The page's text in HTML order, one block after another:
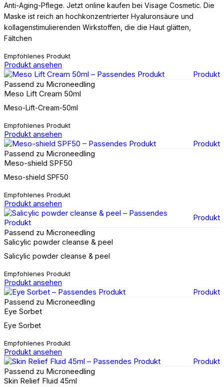
Anti-Aging-Pflege. Jetzt online kaufen bei Visage Cosmetic. Die
Maske ist reich an hochkonzentrierter Hyaluronsäure und
kollagenstimulierenden Wirkstoffen, die die Haut glätten,
Fältchen
Empfohlenes Produkt
Produkt ansehen
Produkt
Passend zu Microneedling
Meso Lift Cream 50ml
Meso-Lift-Cream-50ml
Empfohlenes Produkt
Produkt ansehen
Produkt
Passend zu Microneedling
Meso-shield SPF50
Meso-shield SPF50
Empfohlenes Produkt
Produkt ansehen
Produkt
Passend zu Microneedling
Salicylic powder cleanse & peel
Salicylic powder cleanse & peel
Empfohlenes Produkt
Produkt ansehen
Produkt
Passend zu Microneedling
Eye Sorbet
Eye Sorbet
Empfohlenes Produkt
Produkt ansehen
Produkt
Passend zu Microneedling
Skin Relief Fluid 45ml